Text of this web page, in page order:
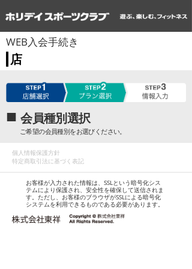
WEB入会手続き
店
■会員種別選択
ご希望の会員種別をお選びください。
個人情報保護方針
特定商取引法に基づく表記
お客様が入力された情報は、SSLという暗号化シス
テムにより保護され、安全性を確保して送信されま
す。ただし、お客様のブラウザがSSLによる暗号化
システムを利用できるものである必要があります。